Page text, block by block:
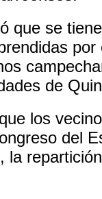
que se
de
los
del
la